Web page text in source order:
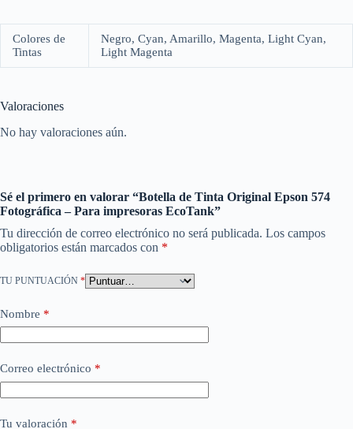
Colores de
Tintas
Negro, Cyan, Amarillo, Magenta, Light Cyan,
Light Magenta
Valoraciones
No hay valoraciones aún.
Sé el primero en valorar “Botella de Tinta Original Epson 574
Fotográfica – Para impresoras EcoTank”
Tu dirección de correo electrónico no será publicada. Los campos
obligatorios están marcados con *
TU PUNTUACIÓN *
Nombre *
Correo electrónico *
Tu valoración *